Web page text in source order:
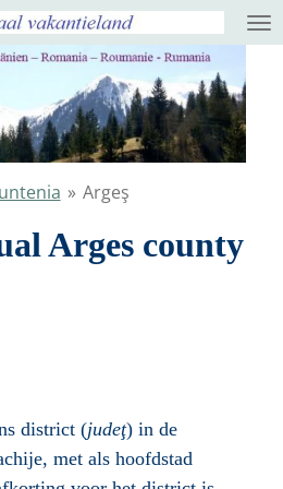
» Argeş
district (judeţ) in de
met als hoofdstad